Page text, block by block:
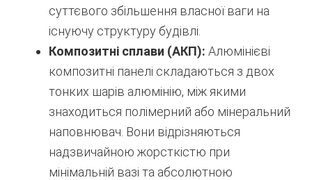
суттєвого збільшення власної ваги на
існуючу структуру будівлі.
Композитні сплави (АКП): Алюмінієві
композитні панелі складаються з двох
тонких шарів алюмінію, між якими
знаходиться полімерний або мінеральний
наповнювач. Вони відрізняються
надзвичайною жорсткістю при
мінімальній вазі та абсолютною